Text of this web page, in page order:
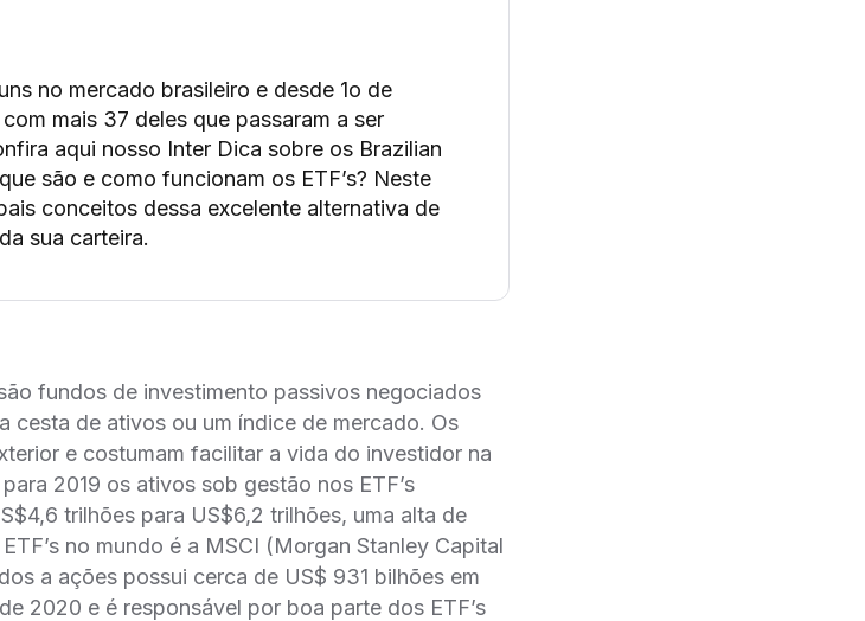
no mercado brasileiro e desde 1o de
mais 37 deles que passaram a ser
aqui nosso Inter Dica sobre os Brazilian
são e como funcionam os ETF’s? Neste
conceitos dessa excelente alternativa de
sua carteira.
fundos de investimento passivos negociados
cesta de ativos ou um índice de mercado. Os
e costumam facilitar a vida do investidor na
2019 os ativos sob gestão nos ETF’s
trilhões para US$6,2 trilhões, uma alta de
no mundo é a MSCI (Morgan Stanley Capital
a ações possui cerca de US$ 931 bilhões em
2020 e é responsável por boa parte dos ETF’s